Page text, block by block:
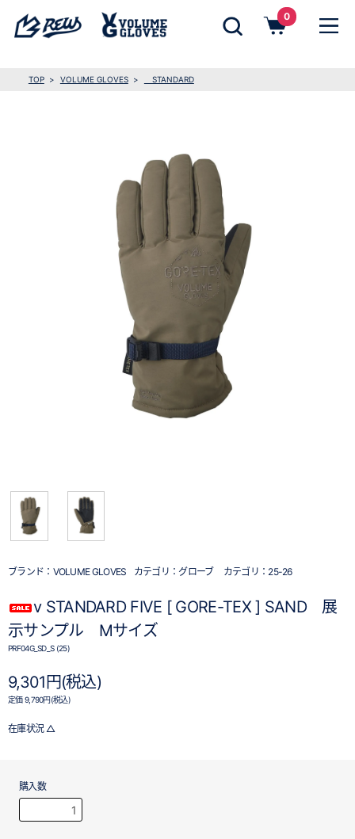
0
TOP VOLUME GLOVES STANDARD
ブランド： VOLUME GLOVES カテゴリ： グローブ カテゴリ： 25-26
v STANDARD FIVE [ GORE-TEX ] SAND 展
示サンプル Mサイズ
PRF04G_SD_S (25)
9,301円(税込)
定価 9,790円(税込)
在庫状況 △
購入数